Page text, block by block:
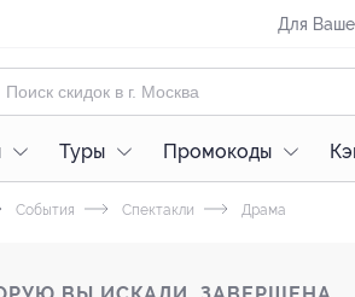
Для
Туры Промокоды
События Спектакли Драма